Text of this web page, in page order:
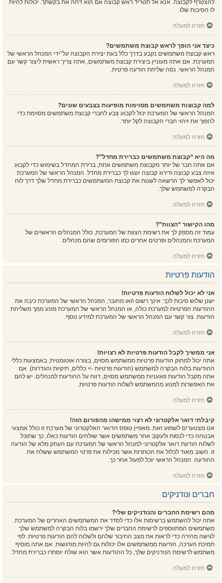
להצטרף לקבוצה. אנא אל תטריד ראש קבוצה אם הוא דחה את בקשתך. יכולות להיות
לו הסיבות שלו.
חזרה למעלה
כיצד אני הופך לראש קבוצת משתמשים?
ראש קבוצת משתמשים נקבע בדרך כלל בעת יצירת הקבוצה על־ידי המנהל הראשי של
המערכת. אם אתה מעוניין ביצירת קבוצת משתמשים, אתה צריך ראשית ליצור קשר עם
המנהל הראשי. נסה שליחת הודעה פרטית.
חזרה למעלה
למה קבוצות משתמשים מסוימות מופיעות בצבעים שונים?
המנהל הראשי של המערכת יכול לקבוע צבע לחברי קבוצת משתמשים מסוימת כדי
להפוך את זיהוי חברי הקבוצה לקל יותר.
חזרה למעלה
מה היא “קבוצת משתמשים כברירת מחדל”?
אם אתה חבר של יותר מקבוצת משתמשים אחת, ברירת המחדל בשימוש כדי לקבוע
איזה צבע קבוצה ודירוג קבוצה יוצגו לך כברירת מחדל. המנהל הראשי של המערכת
יכול לאפשר לך הרשאה לשנות את קבוצת המשתמשים כברירת מחדל שלך דרך לוח
הבקרה למשתמש שלך.
חזרה למעלה
מהו הקישור “הצוות”?
עמוד זה מספק לך את רשימת הצוות של המערכת, כולל המנהלים הראשיים של
המערכת והמנהלים ופרטים אחרים כמו הפורומים שהם מנהלים.
חזרה למעלה
הודעות פרטיות
אני לא יכול לשלוח הודעות פרטיות!
ישנן שלוש סיבות לכך: אינך רשום ו/או מחובר, המנהל הראשי של המערכת כיבה את
ההודעות הפרטיות למערכת כולה, או המנהל הראשי של המערכת מונע ממך משליחת
הודעות. צור קשר עם המנהל הראשי של המערכת למידע נוסף.
חזרה למעלה
אני ממשיך לקבל הודעות פרטיות לא רצויות!
אתה יכול למחוק הודעות פרטיות ממשתמש מסוים, בצורה אוטומטית, באמצעות כללי
ההודעות בלוח הבקרה למשתמש (הודעות פרטיות -> כללים, תיקיות והגדרות). אם
אתה מקבל הודעות פוגעניות ממשתמש מסוים, דווח על ההודעות למנהלים. יש להם
את האפשרות למנוע מהמשתמש לשלוח הודעות פרטיות.
חזרה למעלה
קיבלתי דואר אלקטרוני לא רצוי ממישהו מהפורום הזה!
אנו מצטערים לשמוע זאת. מאפיין טופס הדואר האלקטרוני של מערכת זו כולל אמצעי
אבטחה כדי לנסות ולעקוב אחר משתמשים אשר שולחים הודעות כאלו, כך שתוכל
לשלוח הודעת דואר אלקטרוני למנהל הראשי של המערכת עם העתק מלא של הודעה
זו. חשוב מאוד לכלול את הכותרות אשר מכילות את פרטי המשתמש ששלח את
ההודעה. המנהל הראשי יוכל לפעול אחר כך.
חזרה למעלה
חברים ונודניקים
מהם רשימת החברים והנודניקים שלי?
אתה יכול להשתמש ברשימות אלו כדי לסדר את המשתמשים האחרים של המערכת.
משתמשים המתווספים לרשימת החברים שלך ירשמו בלוח הבקרה למשתמש שלך
לגישה מהירה כדי לראות את מצב החיבור שלהם ולשלוח להם הודעות פרטיות. לפי
תמיכת הערכה, הודעות ממשתמשים אלו יכולות גם להיות מודגשות. אם אתה מוסיף
משתמש לרשימת הנודניקים שלך, כל ההודעות אשר הוא שולח יוסתרו כברירת מחדל.
חזרה למעלה